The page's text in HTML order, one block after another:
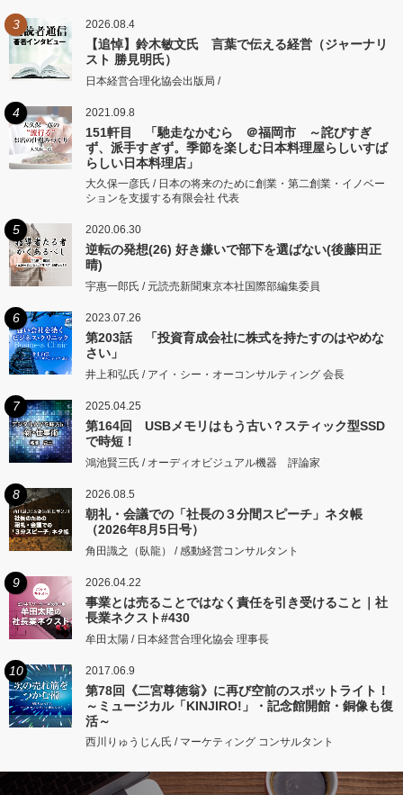
3 2026.08.4
【追悼】鈴木敏文氏 言葉で伝える経営（ジャーナリ
スト 勝見明氏）
日本経営合理化協会出版局 /
4 2021.09.8
151軒目 「馳走なかむら ＠福岡市 ～詫びすぎ
ず、派手すぎず。季節を楽しむ日本料理屋らしいすば
らしい日本料理店」
大久保一彦氏 / 日本の将来のために創業・第二創業・イノベー
ションを支援する有限会社 代表
5 2020.06.30
逆転の発想(26) 好き嫌いで部下を選ばない(後藤田正
晴)
宇惠一郎氏 / 元読売新聞東京本社国際部編集委員
6 2023.07.26
第203話 「投資育成会社に株式を持たすのはやめな
さい」
井上和弘氏 / アイ・シー・オーコンサルティング 会長
7 2025.04.25
第164回 USBメモリはもう古い？スティック型SSD
で時短！
鴻池賢三氏 / オーディオビジュアル機器 評論家
8 2026.08.5
朝礼・会議での「社長の３分間スピーチ」ネタ帳
（2026年8月5日号）
角田識之（臥龍） / 感動経営コンサルタント
9 2026.04.22
事業とは売ることではなく責任を引き受けること｜社
長業ネクスト#430
牟田太陽 / 日本経営合理化協会 理事長
10 2017.06.9
第78回《二宮尊徳翁》に再び空前のスポットライト！
～ミュージカル「KINJIRO!」・記念館開館・銅像も復
活～
西川りゅうじん氏 / マーケティング コンサルタント